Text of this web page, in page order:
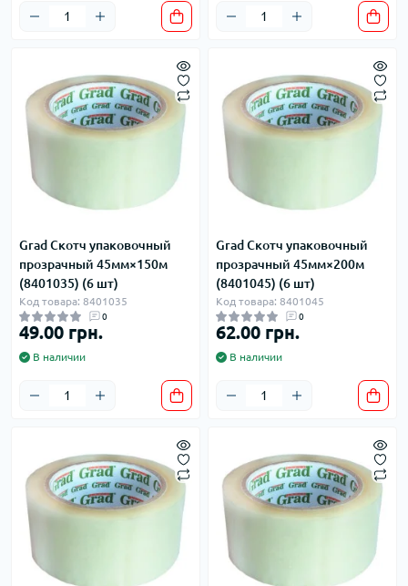
Grad Скотч упаковочный
прозрачный 45мм×150м
(8401035) (6 шт)
Код товара: 8401035
0
49.00 грн.
В наличии
Grad Скотч упаковочный
прозрачный 45мм×200м
(8401045) (6 шт)
Код товара: 8401045
0
62.00 грн.
В наличии